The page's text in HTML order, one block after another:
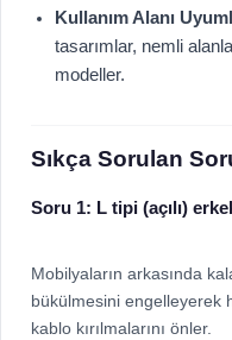
Kullanım Alanı
tasarımlar, nemli
modeller.
Sıkça Sorulan
Soru 1: L tipi (açılı)
Mobilyaların arkasında
bükülmesini engelleyerek
kablo kırılmalarını önler.